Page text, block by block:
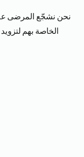
نحن نشجّع المرضى
الخاصة بهم